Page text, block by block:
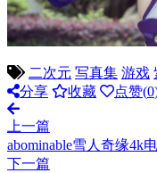
二次元 写真集 游戏
分享
收藏 点赞(0
上一篇
abominable雪人奇缘4k
下一篇